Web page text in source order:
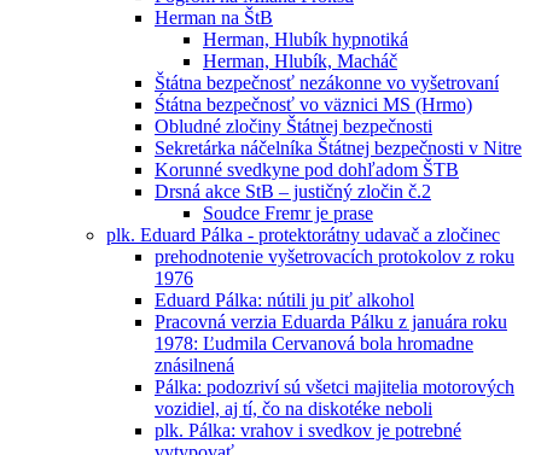
Herman na ŠtB
Herman, Hlubík hypnotiká
Herman, Hlubík, Macháč
Štátna bezpečnosť nezákonne vo vyšetrovaní
Śtátna bezpečnosť vo väznici MS (Hrmo)
Obludné zločiny Štátnej bezpečnosti
Sekretárka náčelníka Štátnej bezpečnosti v Nitre
Korunné svedkyne pod dohľadom ŠTB
Drsná akce StB – justičný zločin č.2
Soudce Fremr je prase
plk. Eduard Pálka - protektorátny udavač a zločinec
prehodnotenie vyšetrovacích protokolov z roku
1976
Eduard Pálka: nútili ju piť alkohol
Pracovná verzia Eduarda Pálku z januára roku
1978: Ľudmila Cervanová bola hromadne
znásilnená
Pálka: podozriví sú všetci majitelia motorových
vozidiel, aj tí, čo na diskotéke neboli
plk. Pálka: vrahov i svedkov je potrebné